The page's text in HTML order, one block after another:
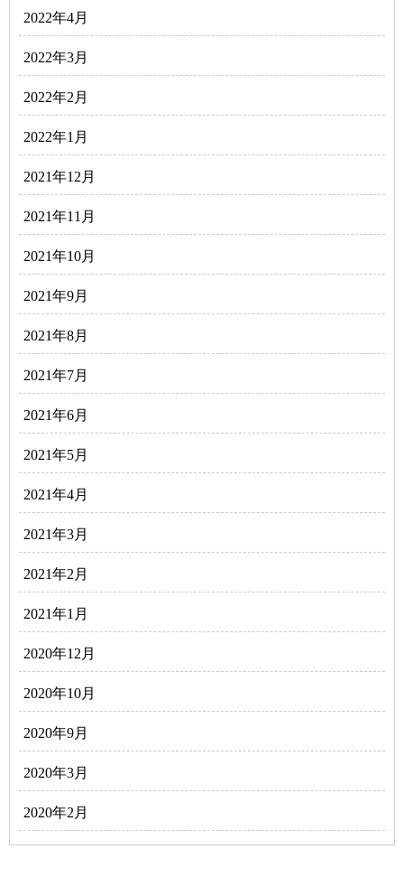
2022年4月
2022年3月
2022年2月
2022年1月
2021年12月
2021年11月
2021年10月
2021年9月
2021年8月
2021年7月
2021年6月
2021年5月
2021年4月
2021年3月
2021年2月
2021年1月
2020年12月
2020年10月
2020年9月
2020年3月
2020年2月